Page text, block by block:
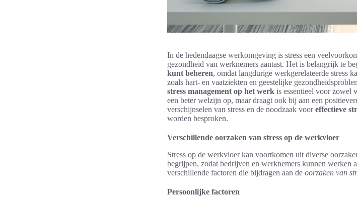
In de hedendaagse werkomgeving is stress een
gezondheid van werknemers aantast. Het is belangrijk te
kunt beheren, omdat langdurige werkgerelateerde stress
zoals hart- en vaatziekten en geestelijke
stress management op het werk is essentieel voor zowel
een beter welzijn op, maar draagt ook bij aan een
verschijnselen van stress en de noodzaak vooreffectieve
worden besproken.
Verschillende oorzaken van stress op de werkvloer
Stress op de werkvloer kan voortkomen uit diverse
begrijpen, zodat bedrijven en werknemers kunnen werken
verschillende factoren die bijdragen aan de oorzaken van
Persoonlijke factoren